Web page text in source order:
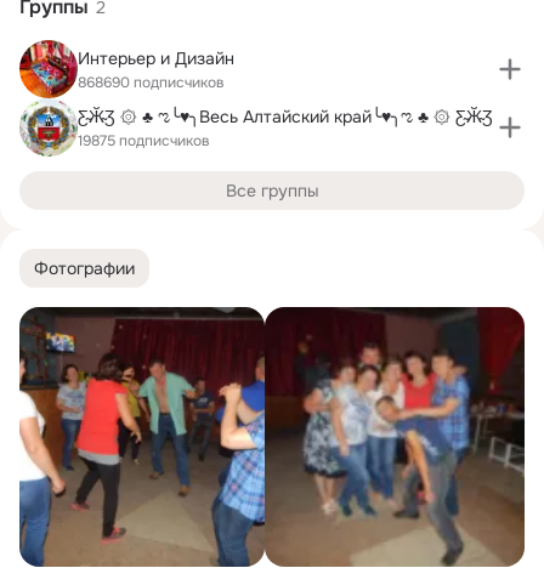
Фотографии
Группы 2
Интерьер и Дизайн
868690 подписчиков
Ƹ̴Ӂ̴Ʒ ۞ ♣ ಌ╰♥╮Весь Алтайский край╰♥╮ಌ ♣ ۞ Ƹ̴Ӂ̴Ʒ
19875 подписчиков
Все группы